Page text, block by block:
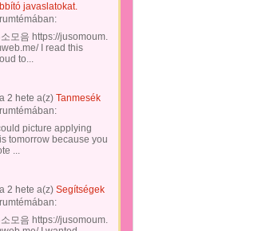
javaslatokat.
모음 https://jusomoum.
I read this
to...
2 hete a(z) Tanmesék
picture applying
tomorrow because you
...
2 hete a(z) Segítségek
모음 https://jusomoum.